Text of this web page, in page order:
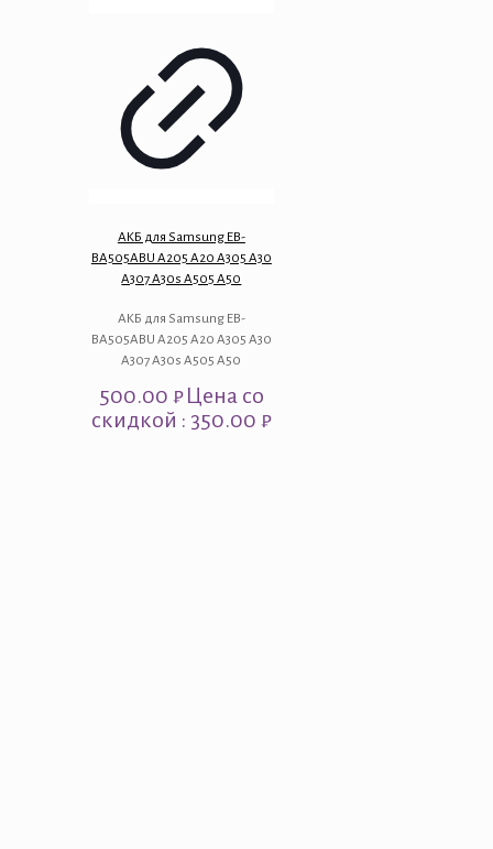
АКБ для Samsung EB-
BA505ABU A205 A20 A305 A30
A307 A30s A505 A50
АКБ для Samsung EB-
BA505ABU A205 A20 A305 A30
A307 A30s A505 A50
500.00 ₽Цена со
скидкой : 350.00 ₽